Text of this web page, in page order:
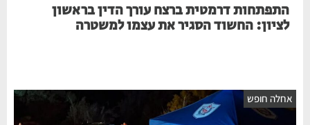
התפתחות דרמטית ברצח עורך הדין בראשון
לציון: החשוד הסגיר את עצמו למשטרה
חופש